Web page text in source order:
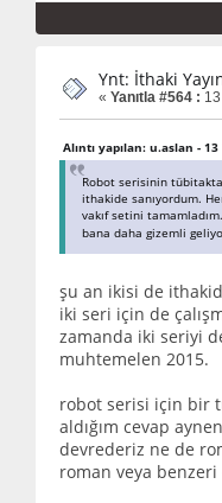
Ynt: İthaki
« Yanıtla #564 :
Alıntı yapılan: u.aslan -
Robot serisinin
ithakide sanıyordum.
vakıf setini
bana daha gizemli
şu an ikisi de
iki seri için de
zamanda iki seriyi
muhtemelen 2015.
robot serisi için bir
aldığım cevap
devrederiz ne de
roman veya benzeri